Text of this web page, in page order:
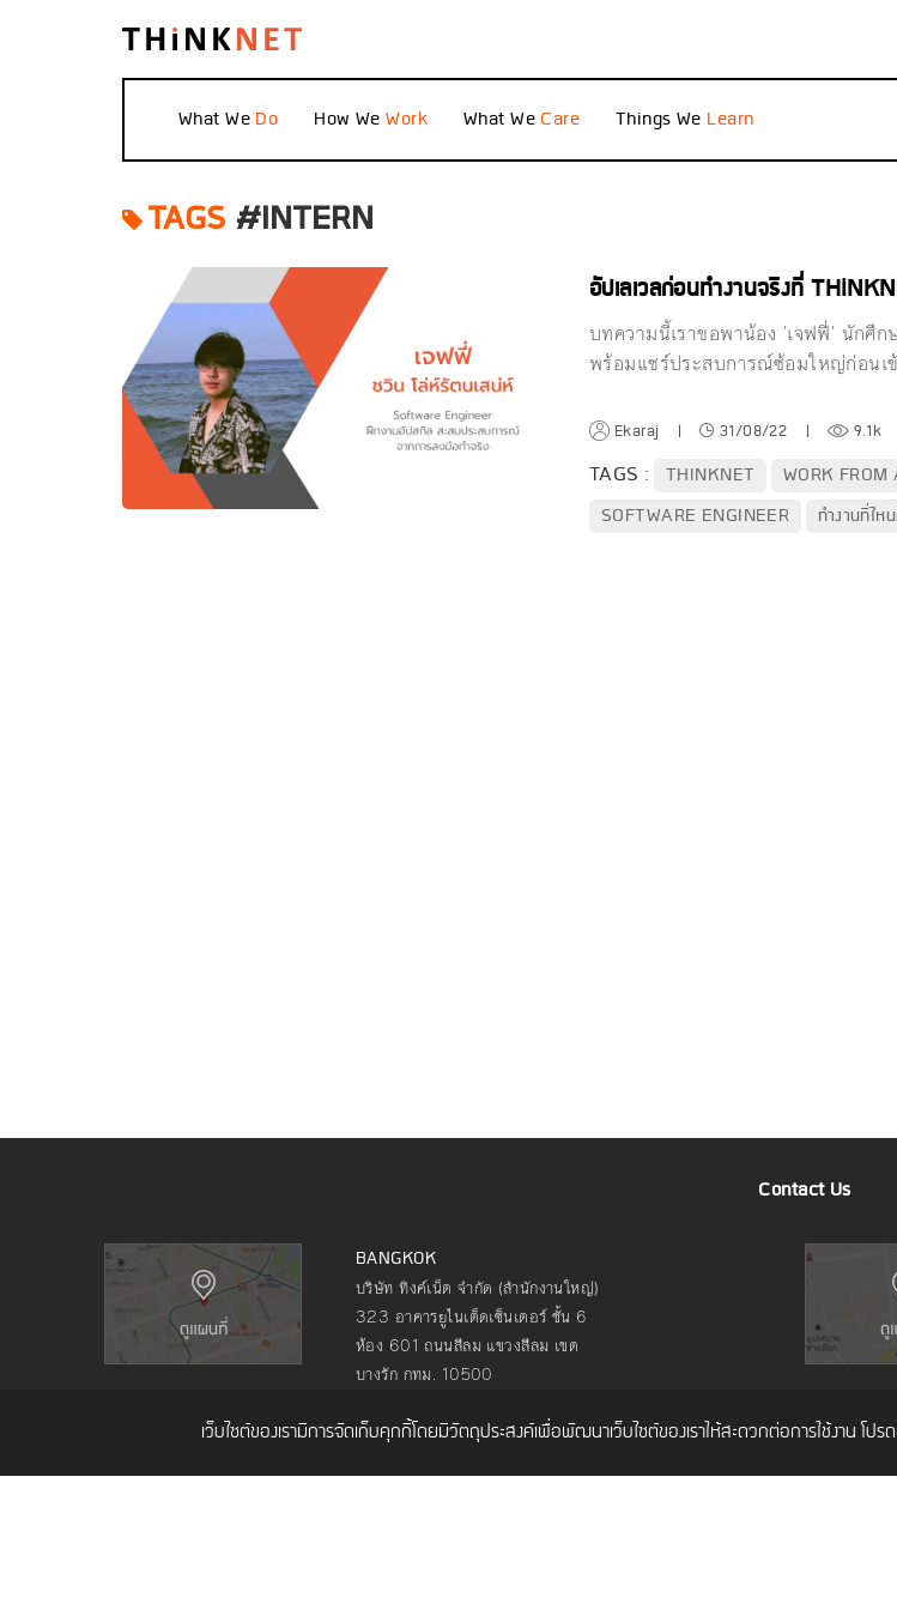
What We How We What We Things We
TAGS #INTERN
อัปเลเวลก่อนทำงานจริงที่
บทความนี้เราขอพาน้อง 'เจฟฟี่' นักศึ
พร้อมแชร์ประสบการณ์ซ้อมใหญ่ก่อนเ
Ekaraj | 31/08/22 | 9.1k
TAGS : THINKNET WORK FROM
SOFTWARE ENGINEER
ทำงานที่ไห
Contact Us
BANGKOK
บริษัท ทิงค์เน็ต จำกัด (สำนักงานใหญ่)
323 อาคารยูไนเต็ดเซ็นเตอร์ ชั้น 6
ห้อง 601 ถนนสีลม แขวงสีลม เขต
บางรัก กทม. 10500
เว็บไซต์ของเรามีการจัดเก็บคุกกี้โดยมีวัตถุประสงค์เพื่อพัฒนาเว็บไซต์ของเราให้สะดวกต่อการใช้งาน โปร